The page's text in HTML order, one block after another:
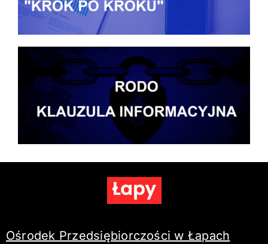
Ośrodek Przedsiębiorczości w Łapach